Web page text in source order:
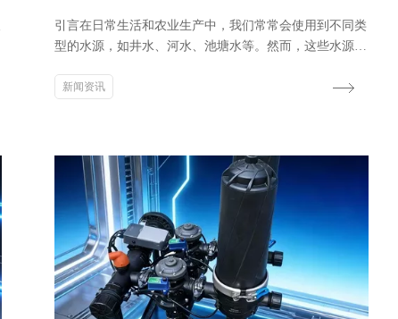
引言在日常生活和农业生产中，我们常常会使用到不同类
型的水源，如井水、河水、池塘水等。然而，这些水源往
生产造成不利影响。因此，选择合适的过滤器来净化水源
滤器。井水过滤器的选择井水可分为浅井水和深...
新闻资讯